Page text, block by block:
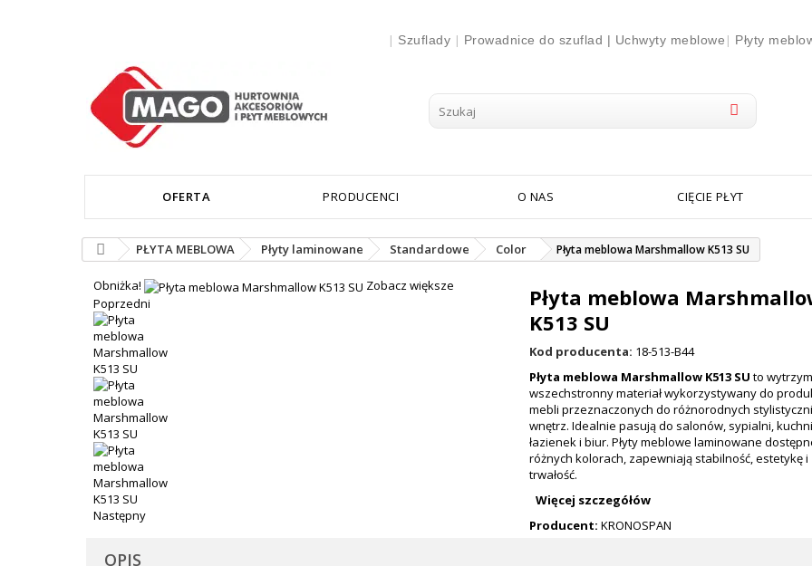
| Szuflady | Prowadnice do szuflad | Uchwyty meblowe | Płyty
OFERTA PRODUCENCI O NAS CIĘCIE PŁYT
PŁYTA MEBLOWA Płyty laminowane Standardowe Color Płyta meblowa Marshmallow K513 SU
Obniżka!
Zobacz większe
Poprzedni
Następny
Płyta meblowa
K513 SU
Kod producenta: 18-513-B44
Płyta meblowa Marshmallow K513 SU to
wszechstronny materiał wykorzystywany do
mebli przeznaczonych do różnorodnych
wnętrz. Idealnie pasują do salonów, sypialni,
łazienek i biur. Płyty meblowe laminowane
różnych kolorach, zapewniają stabilność, estetykę i
trwałość.
Więcej szczegółów
Producent: KRONOSPAN
OPIS